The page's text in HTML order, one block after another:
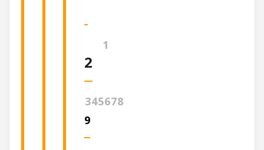
1
2
345678
9